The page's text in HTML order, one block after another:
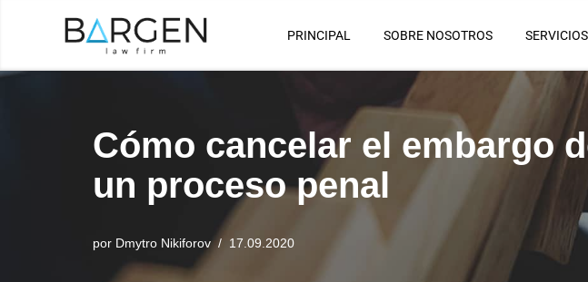
al
PRINCIPAL SOBRE NOSOTROS SERVICIOS
Cómo cancelar el embargo
un proceso penal
por Dmytro Nikiforov 17.09.2020